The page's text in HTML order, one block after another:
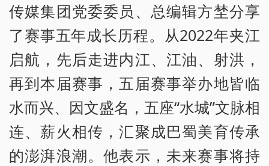
传媒集团党委委员、总编辑方埜分享
了赛事五年成长历程。从2022年夹江
启航，先后走进内江、江油、射洪，
再到本届赛事，五届赛事举办地皆临
水而兴、因文盛名，五座“水城”文脉相
连、薪火相传，汇聚成巴蜀美育传承
的澎湃浪潮。他表示，未来赛事将持